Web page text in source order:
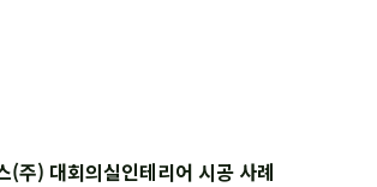
(주) 대회의실인테리어 시공 사례